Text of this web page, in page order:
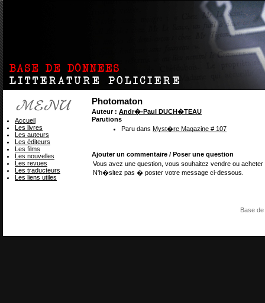
Photomaton
Auteur : Andr�-Paul DUCH�TEAU
Parutions
Paru dans Myst�re Magazine # 107
Ajouter un commentaire / Poser une question
Vous avez une question, vous souhaitez vendre ou
N'h�sitez pas � poster votre message ci-dessous.
Accueil
Les livres
Les auteurs
Les éditeurs
Les films
Les nouvelles
Les revues
Les traducteurs
Les liens utiles
Base